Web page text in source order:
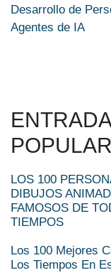
Desarrollo de
Agentes de IA
LOS 100
DIBUJOS
FAMOSOS DE
TIEMPOS
Los 100 Mejores
Los Tiempos En